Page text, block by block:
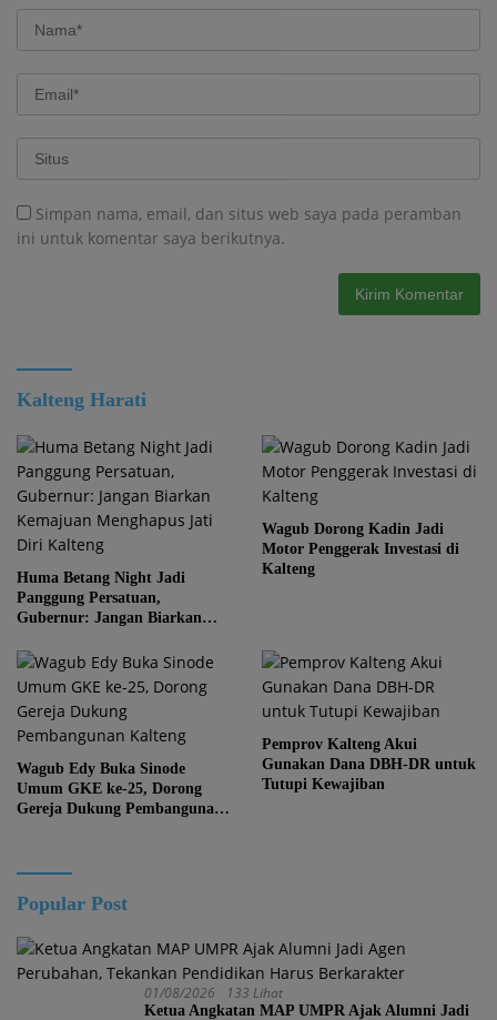
Simpan nama, email, dan situs web saya pada peramban
ini untuk komentar saya berikutnya.
Kalteng Harati
Huma Betang Night Jadi
Panggung Persatuan,
Gubernur: Jangan Biarkan
Kalteng
Wagub Dorong Kadin Jadi
Motor Penggerak Investasi di
Kalteng
Wagub Edy Buka Sinode
Umum GKE ke-25, Dorong
Gereja Dukung Pembangunan
Pemprov Kalteng Akui
Gunakan Dana DBH-DR untuk
Tutupi Kewajiban
Popular Post
01/08/2026 133 Lihat
Ketua Angkatan MAP UMPR Ajak Alumni Jadi